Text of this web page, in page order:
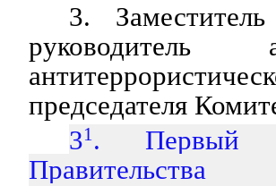
3.
руководитель
председателя
31 . Первый